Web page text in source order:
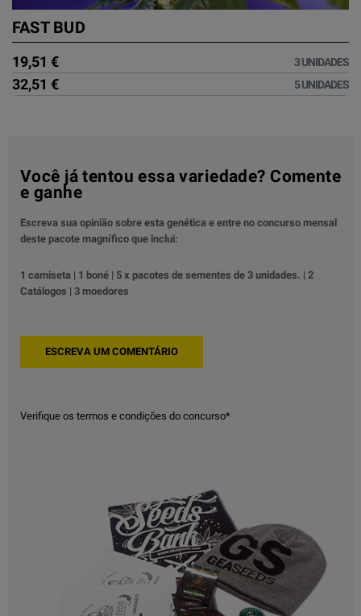
FAST BUD
19,51 € 3 UNIDADES
32,51 € 5 UNIDADES
Você já tentou essa variedade? Comente
e ganhe
Escreva sua opinião sobre esta genética e entre no concurso mensal
deste pacote magnífico que inclui:
1 camiseta | 1 boné | 5 x pacotes de sementes de 3 unidades. | 2
Catálogos | 3 moedores
Verifique os termos e condições do concurso*